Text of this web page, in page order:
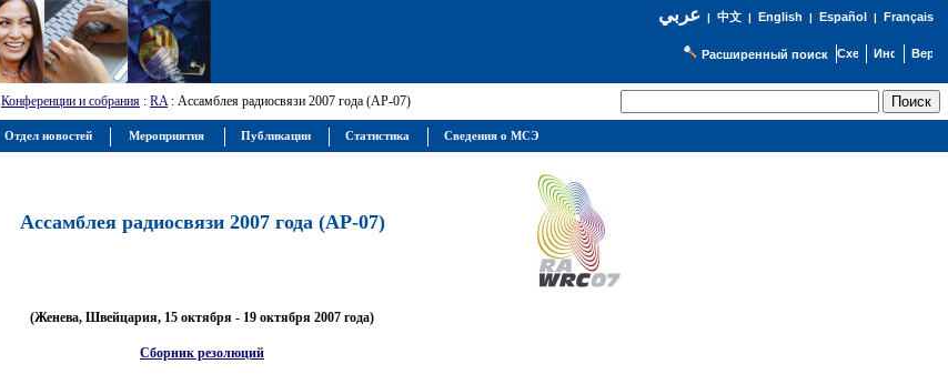
عربي| 中文| English | Español | Français
Расширенный поиск
Конференции и собрания : RA: Ассамблея радиосвязи 2007 года (АР-07)
Ассамблея радиосвязи 2007 года (АР-07)
(Женева, Швейцария, 15 октября - 19 октября 2007 года)
Сборник резолюций
Отдел новостей Мероприятия Публикации Статистика Сведения о МСЭ